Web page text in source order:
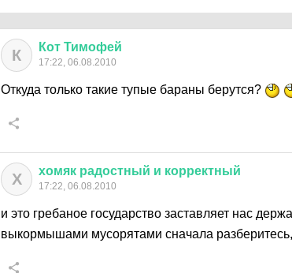
К Кот Тимофей
17:22, 06.08.2010
Откуда только такие тупые бараны берутся?
Х хомяк радостный и корректный
17:22, 06.08.2010
и это гребаное государство заставляет нас
выкормышами мусорятами сначала